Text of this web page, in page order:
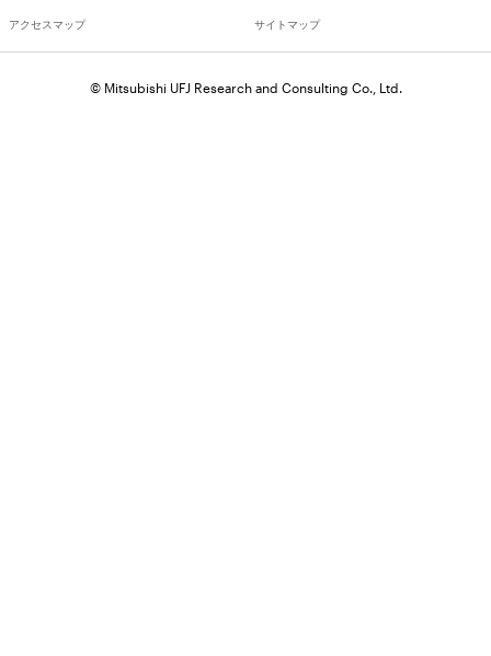
アクセスマップ サイトマップ
© Mitsubishi UFJ Research and Consulting Co., Ltd.